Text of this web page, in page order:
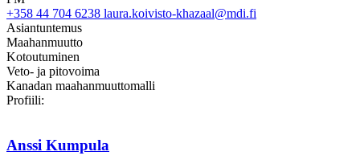
+358 44 704 6238 laura.koivisto-khazaal@mdi.fi
Asiantuntemus
Maahanmuutto
Kotoutuminen
Veto- ja pitovoima
Kanadan maahanmuuttomalli
Profiili:
Anssi Kumpula